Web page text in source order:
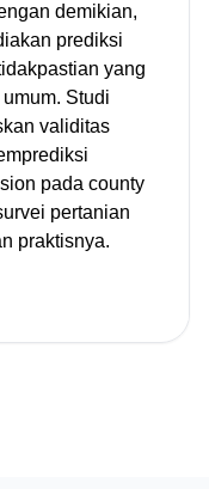
demikian,
prediksi
yang
Studi
validitas
pada county
pertanian
praktisnya.